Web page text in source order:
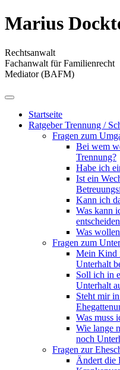
Direkt
zum
Marius
Rechtsanwalt
Fachanwalt für Familienrecht
Mediator (BAFM)
Startseite
Ratgeber Trennung /
Fragen zum
Bei wem
Trennung?
Habe ich
Ist ein
Kann ich
Was kann
Was
Fragen zum
Mein Kind
Unterhalt
Soll ich in
Unterhalt
Steht mir
Was muss
Wie lange
noch
Fragen zur
Ändert die